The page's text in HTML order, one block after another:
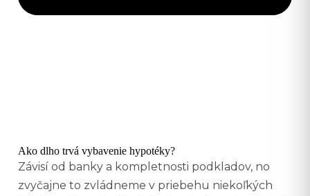
Ako dlho trvá vybavenie hypotéky?
Závisí od banky a kompletnosti podkladov, no
zvyčajne to zvládneme v priebehu niekoľkých